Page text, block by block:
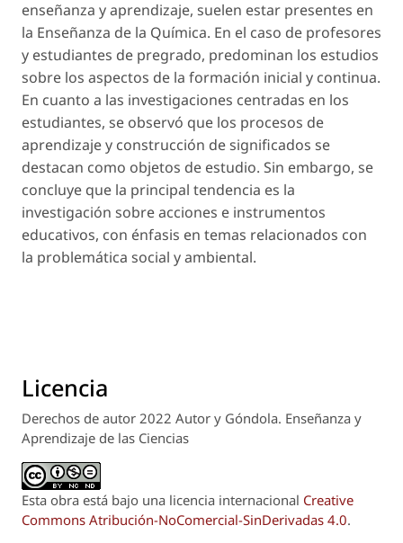
enseñanza y aprendizaje, suelen estar presentes en
la Enseñanza de la Química. En el caso de profesores
y estudiantes de pregrado, predominan los estudios
sobre los aspectos de la formación inicial y continua.
En cuanto a las investigaciones centradas en los
estudiantes, se observó que los procesos de
aprendizaje y construcción de significados se
destacan como objetos de estudio. Sin embargo, se
concluye que la principal tendencia es la
investigación sobre acciones e instrumentos
educativos, con énfasis en temas relacionados con
la problemática social y ambiental.
Licencia
Derechos de autor 2022 Autor y Góndola. Enseñanza y
Aprendizaje de las Ciencias
Esta obra está bajo una licencia internacional Creative
Commons Atribución-NoComercial-SinDerivadas 4.0.